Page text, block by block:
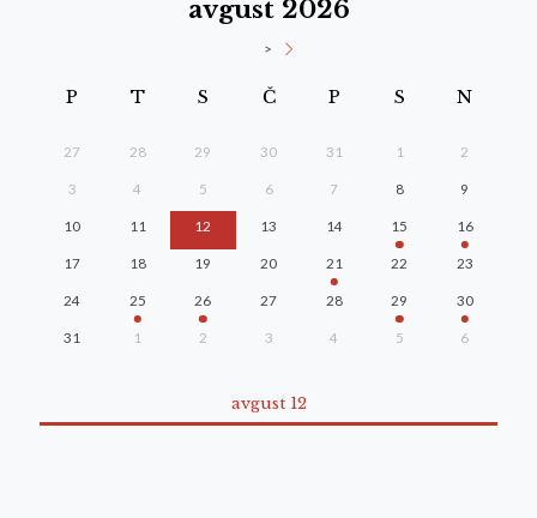
avgust 2026
>
P T S Č P S N
27 28 29 30 31 1 2
3 4 5 6 7 8 9
10 11 12 13 14 15 16
17 18 19 20 21 22 23
24 25 26 27 28 29 30
31 1 2 3 4 5 6
avgust 12